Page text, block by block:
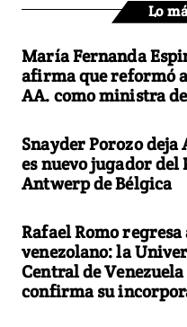
Lo
María Fernanda
afirma que reformó a
AA. como ministra
Snayder Porozo deja
es nuevo jugador del
Antwerp de Bélgica
Rafael Romo
venezolano: la
Central de Venezuela
confirma su